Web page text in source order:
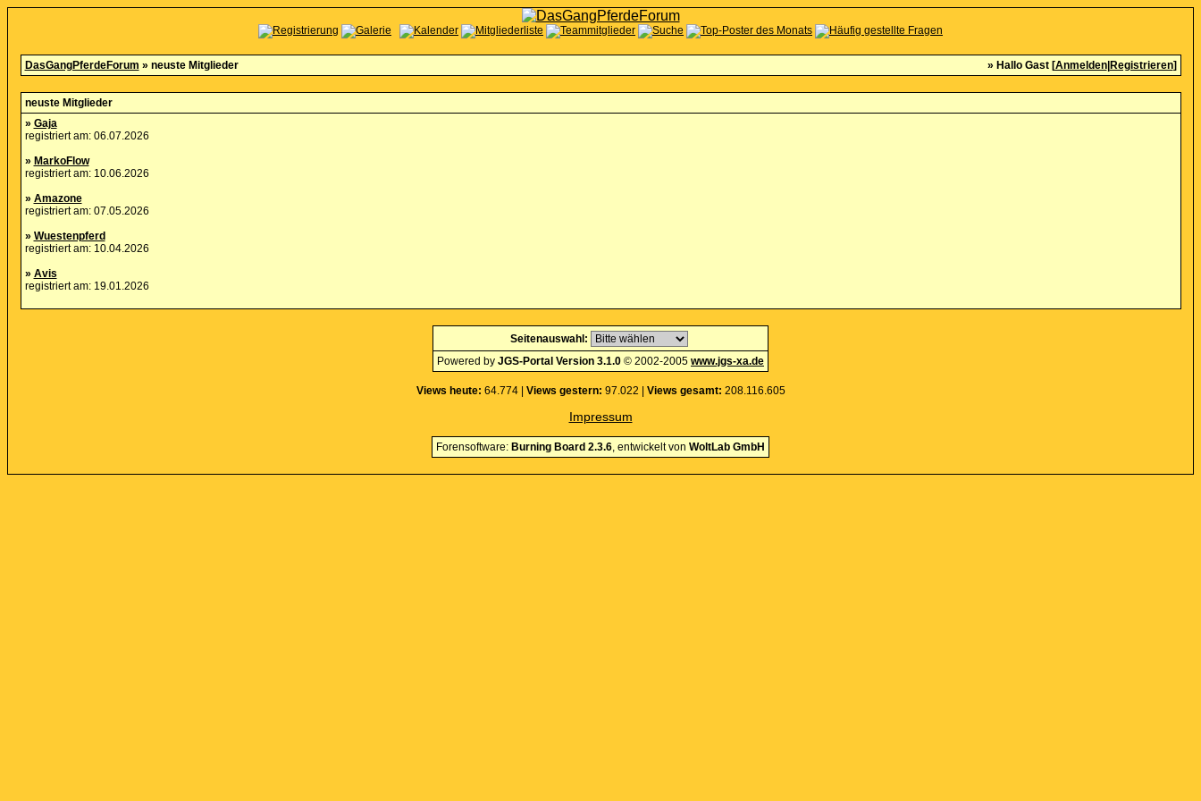
DasGangPferdeForum » neuste Mitglieder » Hallo Gast [Anmelden| Registrieren]
neuste Mitglieder
» Gaja
registriert am: 06.07.2026
» MarkoFlow
registriert am: 10.06.2026
» Amazone
registriert am: 07.05.2026
» Wuestenpferd
registriert am: 10.04.2026
» Avis
registriert am: 19.01.2026
Seitenauswahl:
Powered by JGS-Portal Version 3.1.0 © 2002-2005 www.jgs-xa.de
Views heute: 64.774 | Views gestern: 97.022 | Views gesamt: 208.116.605
Impressum
Forensoftware: Burning Board 2.3.6, entwickelt von WoltLab GmbH